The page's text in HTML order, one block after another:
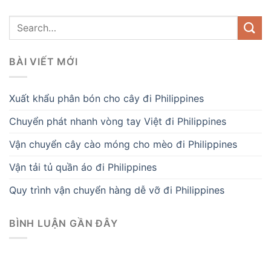
BÀI VIẾT MỚI
Xuất khẩu phân bón cho cây đi Philippines
Chuyển phát nhanh vòng tay Việt đi Philippines
Vận chuyển cây cào móng cho mèo đi Philippines
Vận tải tủ quần áo đi Philippines
Quy trình vận chuyển hàng dễ vỡ đi Philippines
BÌNH LUẬN GẦN ĐÂY